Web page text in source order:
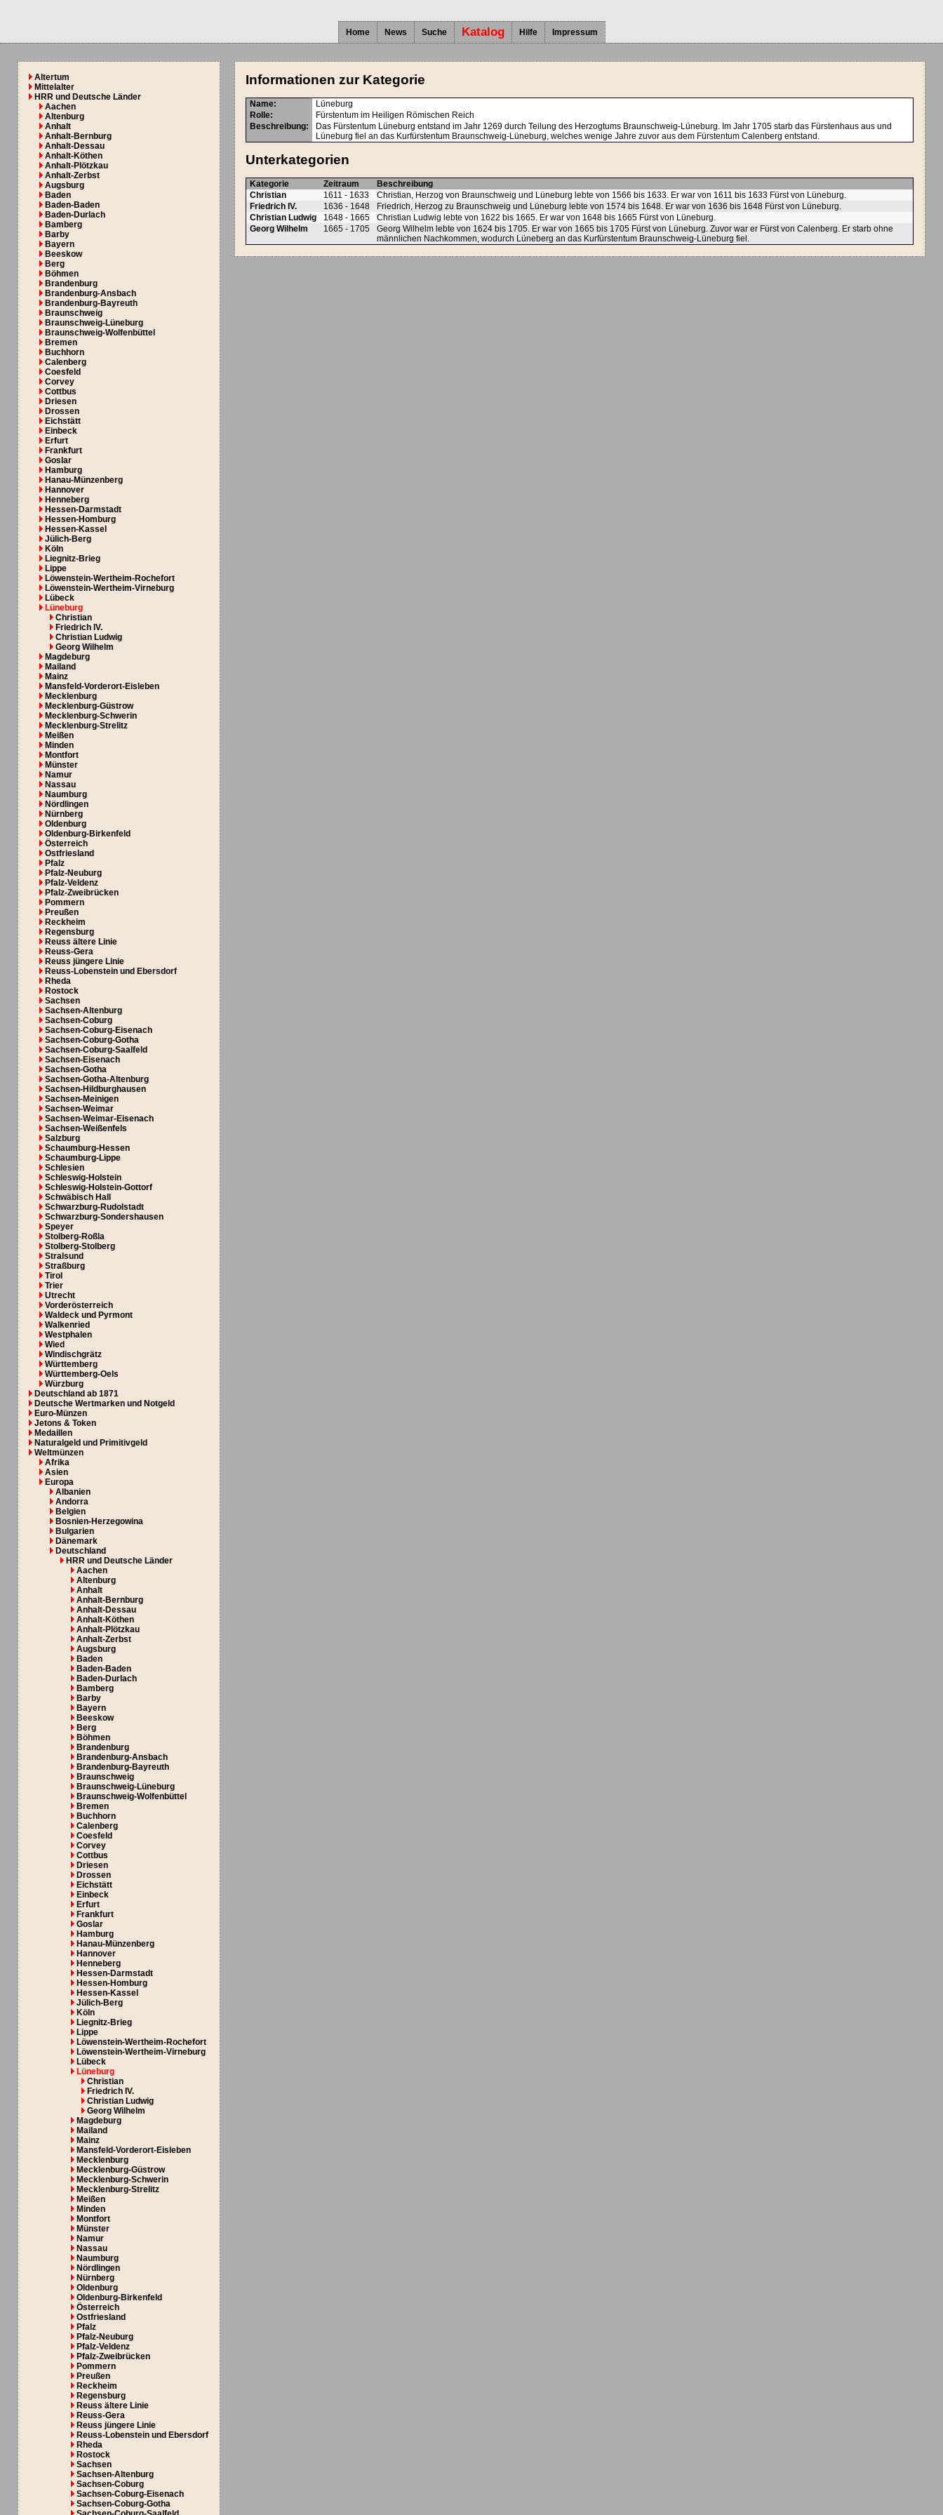
Home News Suche Katalog Hilfe Impressum
Altertum
Mittelalter
HRR und Deutsche Länder
Aachen
Altenburg
Anhalt
Anhalt-Bernburg
Anhalt-Dessau
Anhalt-Köthen
Anhalt-Plötzkau
Anhalt-Zerbst
Augsburg
Baden
Baden-Baden
Baden-Durlach
Bamberg
Barby
Bayern
Beeskow
Berg
Böhmen
Brandenburg
Brandenburg-Ansbach
Brandenburg-Bayreuth
Braunschweig
Braunschweig-Lüneburg
Braunschweig-Wolfenbüttel
Bremen
Buchhorn
Calenberg
Coesfeld
Corvey
Cottbus
Driesen
Drossen
Eichstätt
Einbeck
Erfurt
Frankfurt
Goslar
Hamburg
Hanau-Münzenberg
Hannover
Henneberg
Hessen-Darmstadt
Hessen-Homburg
Hessen-Kassel
Jülich-Berg
Köln
Liegnitz-Brieg
Lippe
Löwenstein-Wertheim-Rochefort
Löwenstein-Wertheim-Virneburg
Lübeck
Lüneburg
Christian
Friedrich IV.
Christian Ludwig
Georg Wilhelm
Magdeburg
Mailand
Mainz
Mansfeld-Vorderort-Eisleben
Mecklenburg
Mecklenburg-Güstrow
Mecklenburg-Schwerin
Mecklenburg-Strelitz
Meißen
Minden
Montfort
Münster
Namur
Nassau
Naumburg
Nördlingen
Nürnberg
Oldenburg
Oldenburg-Birkenfeld
Österreich
Ostfriesland
Pfalz
Pfalz-Neuburg
Pfalz-Veldenz
Pfalz-Zweibrücken
Pommern
Preußen
Reckheim
Regensburg
Reuss ältere Linie
Reuss-Gera
Reuss jüngere Linie
Reuss-Lobenstein und Ebersdorf
Rheda
Rostock
Sachsen
Sachsen-Altenburg
Sachsen-Coburg
Sachsen-Coburg-Eisenach
Sachsen-Coburg-Gotha
Sachsen-Coburg-Saalfeld
Sachsen-Eisenach
Sachsen-Gotha
Sachsen-Gotha-Altenburg
Sachsen-Hildburghausen
Sachsen-Meinigen
Sachsen-Weimar
Sachsen-Weimar-Eisenach
Sachsen-Weißenfels
Salzburg
Schaumburg-Hessen
Schaumburg-Lippe
Schlesien
Schleswig-Holstein
Schleswig-Holstein-Gottorf
Schwäbisch Hall
Schwarzburg-Rudolstadt
Schwarzburg-Sondershausen
Speyer
Stolberg-Roßla
Stolberg-Stolberg
Stralsund
Straßburg
Tirol
Trier
Utrecht
Vorderösterreich
Waldeck und Pyrmont
Walkenried
Westphalen
Wied
Windischgrätz
Württemberg
Württemberg-Oels
Würzburg
Deutschland ab 1871
Deutsche Wertmarken und Notgeld
Euro-Münzen
Jetons & Token
Medaillen
Naturalgeld und Primitivgeld
Weltmünzen
Afrika
Asien
Europa
Albanien
Andorra
Belgien
Bosnien-Herzegowina
Bulgarien
Dänemark
Deutschland
HRR und Deutsche Länder
Aachen
Altenburg
Anhalt
Anhalt-Bernburg
Anhalt-Dessau
Anhalt-Köthen
Anhalt-Plötzkau
Anhalt-Zerbst
Augsburg
Baden
Baden-Baden
Baden-Durlach
Bamberg
Barby
Bayern
Beeskow
Berg
Böhmen
Brandenburg
Brandenburg-Ansbach
Brandenburg-Bayreuth
Braunschweig
Braunschweig-Lüneburg
Braunschweig-Wolfenbüttel
Bremen
Buchhorn
Calenberg
Coesfeld
Corvey
Cottbus
Driesen
Drossen
Eichstätt
Einbeck
Erfurt
Frankfurt
Goslar
Hamburg
Hanau-Münzenberg
Hannover
Henneberg
Hessen-Darmstadt
Hessen-Homburg
Hessen-Kassel
Jülich-Berg
Köln
Liegnitz-Brieg
Lippe
Löwenstein-Wertheim-Rochefort
Löwenstein-Wertheim-Virneburg
Lübeck
Lüneburg
Christian
Friedrich IV.
Christian Ludwig
Georg Wilhelm
Magdeburg
Mailand
Mainz
Mansfeld-Vorderort-Eisleben
Mecklenburg
Mecklenburg-Güstrow
Mecklenburg-Schwerin
Mecklenburg-Strelitz
Meißen
Minden
Montfort
Münster
Namur
Nassau
Naumburg
Nördlingen
Nürnberg
Oldenburg
Oldenburg-Birkenfeld
Österreich
Ostfriesland
Pfalz
Pfalz-Neuburg
Pfalz-Veldenz
Pfalz-Zweibrücken
Pommern
Preußen
Reckheim
Regensburg
Reuss ältere Linie
Reuss-Gera
Reuss jüngere Linie
Reuss-Lobenstein und Ebersdorf
Rheda
Rostock
Sachsen
Sachsen-Altenburg
Sachsen-Coburg
Sachsen-Coburg-Eisenach
Sachsen-Coburg-Gotha
Informationen zur Kategorie
Name:
Lüneburg
Rolle:
Fürstentum im Heiligen Römischen Reich
Beschreibung:
Das Fürstentum Lüneburg entstand im Jahr 1269 durch Teilung des Herzogtums Braunschweig-Lüneburg. Im Jahr 1705 starb das Fürstenhaus aus und
Lüneburg fiel an das Kurfürstentum Braunschweig-Lüneburg, welches wenige Jahre zuvor aus dem Fürstentum Calenberg entstand.
Unterkategorien
Kategorie Zeitraum
Beschreibung
Christian
1611 - 1633
Christian, Herzog von Braunschweig und Lüneburg lebte von 1566 bis 1633. Er war von 1611 bis 1633 Fürst von Lüneburg.
Friedrich IV.
1636 - 1648
Friedrich, Herzog zu Braunschweig und Lüneburg lebte von 1574 bis 1648. Er war von 1636 bis 1648 Fürst von Lüneburg.
Christian Ludwig
1648 - 1665
Christian Ludwig lebte von 1622 bis 1665. Er war von 1648 bis 1665 Fürst von Lüneburg.
Georg Wilhelm
1665 - 1705
Georg Wilhelm lebte von 1624 bis 1705. Er war von 1665 bis 1705 Fürst von Lüneburg. Zuvor war er Fürst von Calenberg. Er starb ohne
männlichen Nachkommen, wodurch Lüneberg an das Kurfürstentum Braunschweig-Lüneburg fiel.